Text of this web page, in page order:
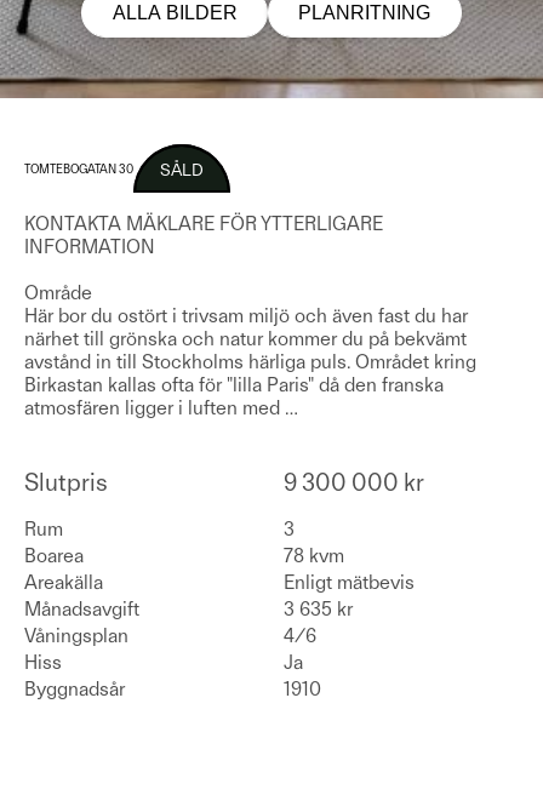
ALLA BILDER PLANRITNING
TOMTEBOGATAN 30 SÅLD
KONTAKTA MÄKLARE FÖR YTTERLIGARE
INFORMATION
Område
Här bor du ostört i trivsam miljö och även fast du har
närhet till grönska och natur kommer du på bekvämt
avstånd in till Stockholms härliga puls. Området kring
Birkastan kallas ofta för "lilla Paris" då den franska
atmosfären ligger i luften med …
Slutpris 9 300 000 kr
Rum
3
Boarea
78 kvm
Areakälla
Enligt mätbevis
Månadsavgift
3 635 kr
Våningsplan
4/6
Hiss
Ja
Byggnadsår
1910